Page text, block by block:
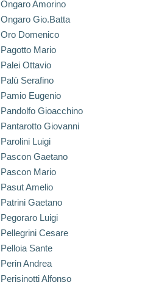
Ongaro Amorino
Ongaro Gio.Batta
Oro Domenico
Pagotto Mario
Palei Ottavio
Palù Serafino
Pamio Eugenio
Pandolfo Gioacchino
Pantarotto Giovanni
Parolini Luigi
Pascon Gaetano
Pascon Mario
Pasut Amelio
Patrini Gaetano
Pegoraro Luigi
Pellegrini Cesare
Pelloia Sante
Perin Andrea
Perisinotti Alfonso